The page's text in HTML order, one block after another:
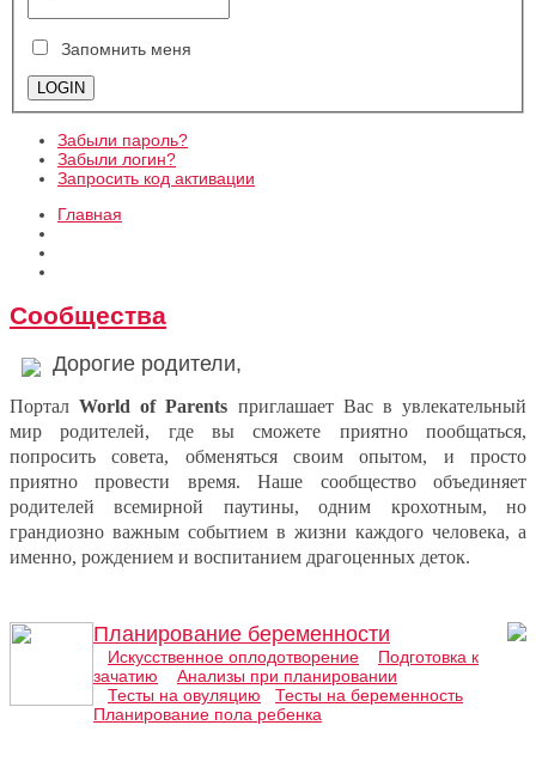
Запомнить меня
Забыли пароль?
Забыли логин?
Запросить код активации
Главная
Сообщества
Дорогие родители,
ПорталWorld of Parents приглашает Вас в увлекательный
мир родителей, где вы сможете приятно пообщаться,
попросить совета, обменяться своим опытом, и просто
приятно провести время. Наше сообщество объединяет
родителей всемирной паутины, одним крохотным, но
грандиозно важным событием в жизни каждого человека, а
именно, рождением и воспитанием драгоценных деток.
Планирование беременности
Искусственное оплодотворение
Подготовка к
зачатию
Анализы при планировании
Тесты на овуляцию
Тесты на беременность
Планирование пола ребенка